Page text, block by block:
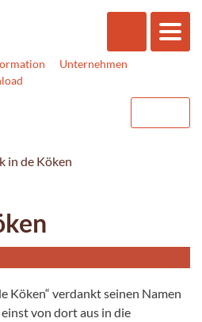
Unternehmen
in de Köken
Köken“ verdankt seinen Namen
von dort aus in die